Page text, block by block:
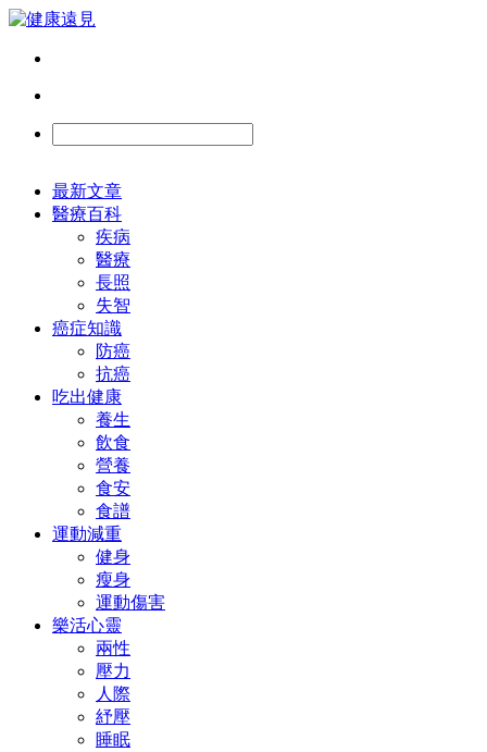
最新文章
醫療百科
疾病
醫療
長照
失智
癌症知識
防癌
抗癌
吃出健康
養生
飲食
營養
食安
食譜
運動減重
健身
瘦身
運動傷害
樂活心靈
兩性
壓力
人際
紓壓
睡眠